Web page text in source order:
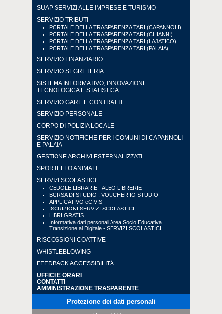
SUAP SERVIZI ALLE IMPRESE E TURISMO
SERVIZIO TRIBUTI
PORTALE DELLA TRASPARENZA TARI (CAPANNOLI)
PORTALE DELLA TRASPARENZA TARI (CHIANNI)
PORTALE DELLA TRASPARENZA TARI (LAJATICO)
PORTALE DELLA TRASPARENZA TARI (PALAIA)
SERVIZIO FINANZIARIO
SERVIZIO SEGRETERIA
SISTEMA INFORMATIVO, INNOVAZIONE
TECNOLOGICA E STATISTICA
SERVIZIO GARE E CONTRATTI
SERVIZIO PERSONALE
CORPO DI POLIZIA LOCALE
SERVIZIO NOTIFICHE PER I COMUNI DI CAPANNOLI
E PALAIA
GESTIONE ARCHIVI ESTERNALIZZATI
SPORTELLO ANIMALI
SERVIZI SCOLASTICI
CEDOLE LIBRARIE - ALBO LIBRERIE
BORSA DI STUDIO : VOUCHER IO STUDIO
APPLICATIVO eCIVIS
ISCRIZIONI SERVIZI SCOLASTICI
LIBRI GRATIS
Informativa dati personali Area Socio Educativa
Transizione al Digitale - SERVIZI SCOLASTICI
RISCOSSIONI COATTIVE
WHISTLEBLOWING
FEEDBACK ACCESSIBILITÀ
UFFICI E ORARI
CONTATTI
AMMINISTRAZIONE TRASPARENTE
Protezione dei dati personali